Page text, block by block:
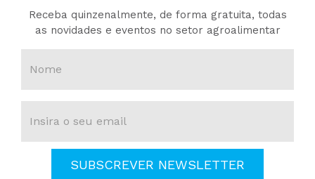
Receba quinzenalmente, de forma gratuita, todas
as novidades e eventos no setor agroalimentar
SUBSCREVER NEWSLETTER